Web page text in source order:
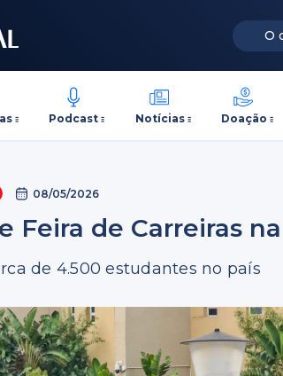
Podcast Notícias Doação
08/05/2026
Feira de Carreiras
de 4.500 estudantes no país